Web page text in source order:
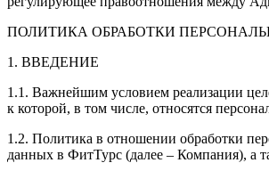
ПОЛИТИКА ОБРАБОТКИ
1. ВВЕДЕНИЕ
1.1. Важнейшим условием реализации
к которой, в том числе, относятся
1.2. Политика в отношении обработки
данных в ФитТурс (далее – Компания), а